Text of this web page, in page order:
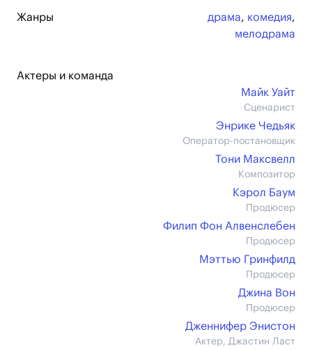
Жанры драма, комедия,
мелодрама
Актеры и команда
Майк Уайт
Сценарист
Энрике Чедьяк
Оператор-постановщик
Тони Максвелл
Композитор
Кэрол Баум
Продюсер
Филип Фон Алвенслебен
Продюсер
Мэттью Гринфилд
Продюсер
Джина Вон
Продюсер
Дженнифер Энистон
Актер, Джастин Ласт